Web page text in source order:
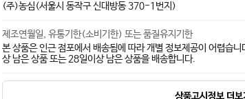
(주)농심(서울시 동작구 신대방동 370-1번지)
제조연월일, 유통기한(소비기한) 또는 품질유지기한
본 상품은 인근 점포에서 배송됨에 따라 개별 정보제공이 어렵습
상 남은 상품 또는 28일이상 남은 상품을 배송합니다.
상품고시정보 더보